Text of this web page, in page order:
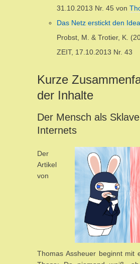
31.10.2013 Nr. 45 von
Das Netz erstickt den
Probst, M. & Trotier, K.
ZEIT, 17.10.2013 Nr. 43
Kurze
der Inhalte
Der Mensch als
Internets
Der
Artikel
von
Thomas Assheuer beginnt mit